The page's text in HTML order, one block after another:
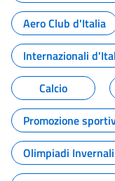
Aero Club d'Italia
Internazionali
Calcio
Promozione
Olimpiadi